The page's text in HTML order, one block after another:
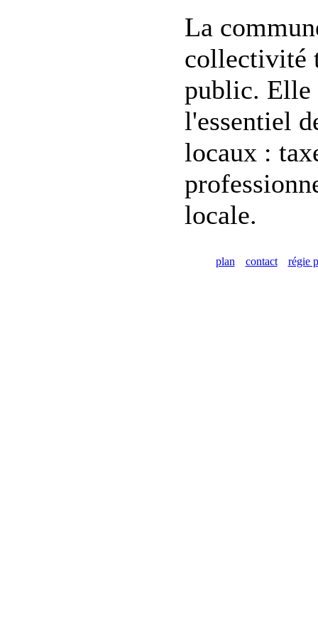
La
collectivité
public. Elle
l'essentiel
locaux :
locale.
plan contact régie